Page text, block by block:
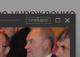
учреждение
слайдер